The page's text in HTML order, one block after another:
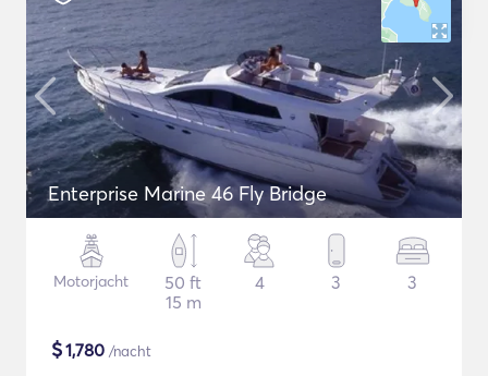
Enterprise Marine 46 Fly Bridge
Motorjacht
50 ft
15 m
4 3 3
$1,780 /nacht